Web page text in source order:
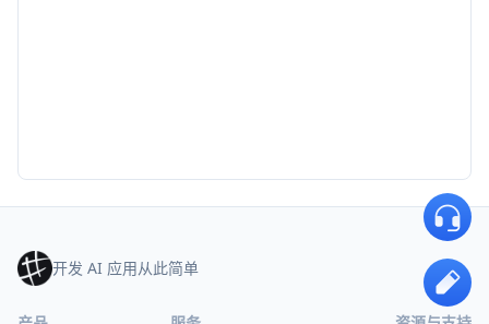
开发 AI 应用从此简单